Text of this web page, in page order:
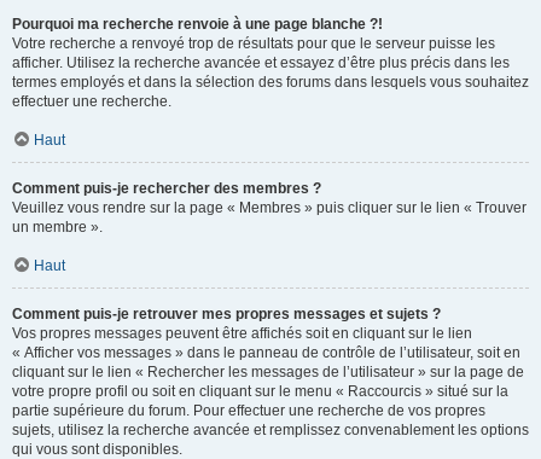
Pourquoi ma recherche renvoie à une page blanche ?!
Votre recherche a renvoyé trop de résultats pour que le serveur puisse les
afficher. Utilisez la recherche avancée et essayez d’être plus précis dans les
termes employés et dans la sélection des forums dans lesquels vous souhaitez
effectuer une recherche.
Haut
Comment puis-je rechercher des membres ?
Veuillez vous rendre sur la page « Membres » puis cliquer sur le lien « Trouver
un membre ».
Haut
Comment puis-je retrouver mes propres messages et sujets ?
Vos propres messages peuvent être affichés soit en cliquant sur le lien
« Afficher vos messages » dans le panneau de contrôle de l’utilisateur, soit en
cliquant sur le lien « Rechercher les messages de l’utilisateur » sur la page de
votre propre profil ou soit en cliquant sur le menu « Raccourcis » situé sur la
partie supérieure du forum. Pour effectuer une recherche de vos propres
sujets, utilisez la recherche avancée et remplissez convenablement les options
qui vous sont disponibles.